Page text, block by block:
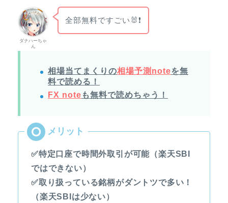
ダナハーちゃ
ん
全部無料ですごい🐰❗
相場当てまくりの相場予測noteを無
料で読める！
FX note も無料で読めちゃう！
✅特定口座で時間外取引が可能（楽天SBI
ではできない）
✅取り扱っている銘柄がダントツで多い！
（楽天SBIは少ない）